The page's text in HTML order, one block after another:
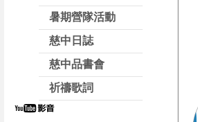
暑期營隊活動
慈中日誌
慈中品書會
祈禱歌詞